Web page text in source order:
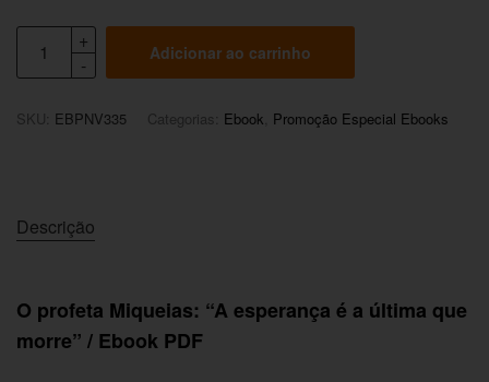
Adicionar ao carrinho
SKU: EBPNV335 Categorias: Ebook Promoção Especial Ebooks
Descrição
O profeta Miqueias: “A esperança é a última que
morre” / Ebook PDF